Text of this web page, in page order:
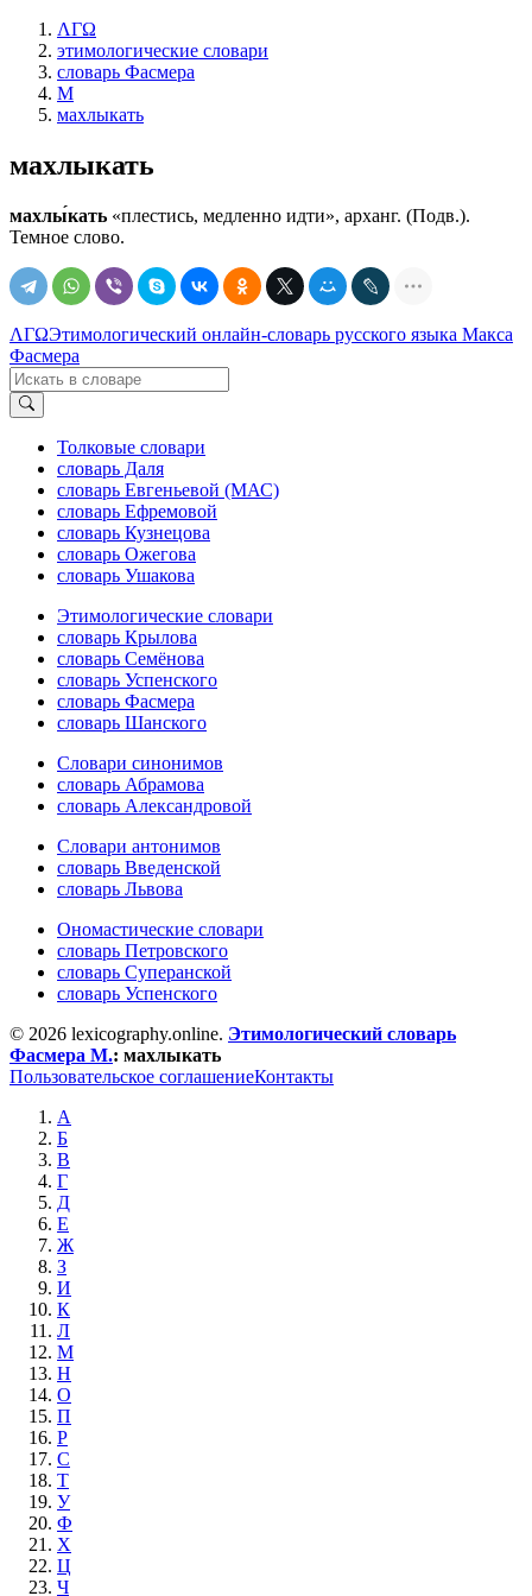
ΛΓΩ
этимологические словари
словарь Фасмера
М
махлыкать
махлыкать
махлы́кать «плестись, медленно идти», арханг. (Подв.).
Темное слово.
ΛΓΩЭтимологический онлайн-словарь русского языка Макса
Фасмера
Толковые словари
словарь Даля
словарь Евгеньевой (МАС)
словарь Ефремовой
словарь Кузнецова
словарь Ожегова
словарь Ушакова
Этимологические словари
словарь Крылова
словарь Семёнова
словарь Успенского
словарь Фасмера
словарь Шанского
Словари синонимов
словарь Абрамова
словарь Александровой
Словари антонимов
словарь Введенской
словарь Львова
Ономастические словари
словарь Петровского
словарь Суперанской
словарь Успенского
© 2026 lexicography.online. Этимологический словарь
Фасмера М.: махлыкать
Пользовательское соглашениеКонтакты
А
Б
В
Г
Д
Е
Ж
З
И
К
Л
М
Н
О
П
Р
С
Т
У
Ф
Х
Ц
Ч